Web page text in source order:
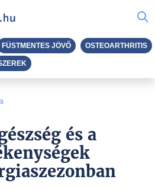
és a
FÜSTMENTES JÖVŐ OSTEOARTHRITIS